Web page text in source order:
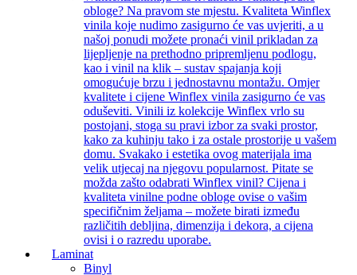
obloge? Na pravom ste mjestu. Kvaliteta Winflex
vinila koje nudimo zasigurno će vas uvjeriti, a u
našoj ponudi možete pronaći vinil prikladan za
lijepljenje na prethodno pripremljenu podlogu,
kao i vinil na klik – sustav spajanja koji
omogućuje brzu i jednostavnu montažu. Omjer
kvalitete i cijene Winflex vinila zasigurno će vas
oduševiti. Vinili iz kolekcije Winflex vrlo su
postojani, stoga su pravi izbor za svaki prostor,
kako za kuhinju tako i za ostale prostorije u vašem
domu. Svakako i estetika ovog materijala ima
velik utjecaj na njegovu popularnost. Pitate se
možda zašto odabrati Winflex vinil? Cijena i
kvaliteta vinilne podne obloge ovise o vašim
specifičnim željama – možete birati između
različitih debljina, dimenzija i dekora, a cijena
ovisi i o razredu uporabe.
Laminat
Binyl